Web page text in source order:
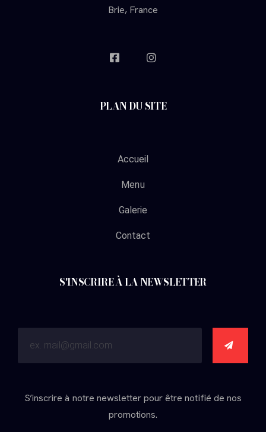
Brie, France
PLAN DU SITE
Accueil
Menu
Galerie
Contact
S'INSCRIRE À LA NEWSLETTER
S’inscrire à notre newsletter pour être notifié de nos
promotions.